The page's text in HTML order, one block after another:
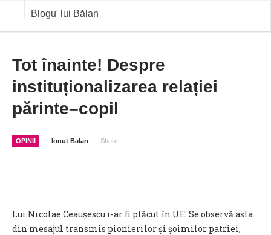
Blogu' lui Bălan
OPINII
ANALIZE
BLOG IN DIALOG
Tot înainte! Despre
instituționalizarea relației
părinte–copil
OPINII Ionut Balan Share
Lui Nicolae Ceaușescu i-ar fi plăcut în UE. Se observă asta
din mesajul transmis pionierilor și șoimilor patriei,